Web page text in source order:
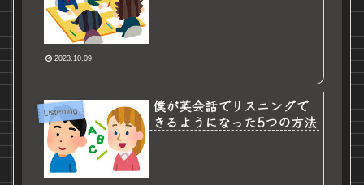
2023.10.09
Listening
僕が英会話でリスニングで
きるようになった5つの方法